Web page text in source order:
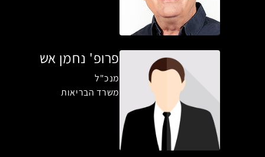
פרופ' נחמן אש
מנכ"ל
משרד הבריאות